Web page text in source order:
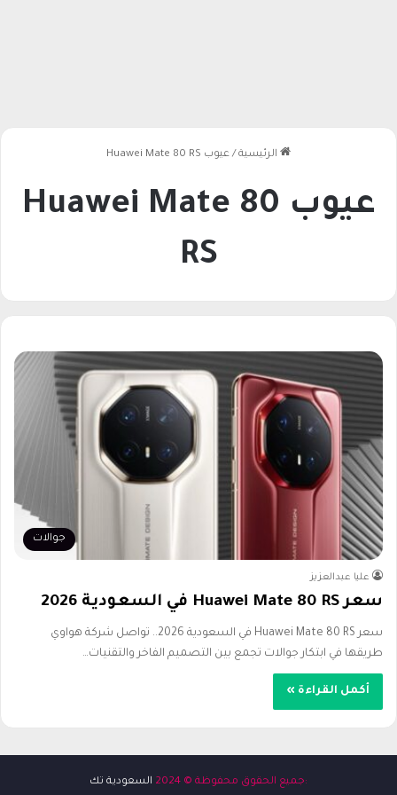
الرئيسية / عيوب Huawei Mate 80 RS
عيوب Huawei Mate 80
RS
جوالات
عليا عبدالعزيز
سعر Huawei Mate 80 RS في السعودية 2026
سعر Huawei Mate 80 RS في السعودية 2026.. تواصل شركة هواوي
طريقها في ابتكار جوالات تجمع بين التصميم الفاخر والتقنيات…
أكمل القراءة »
:جميع الحقوق محفوظة © 2024 السعودية تك